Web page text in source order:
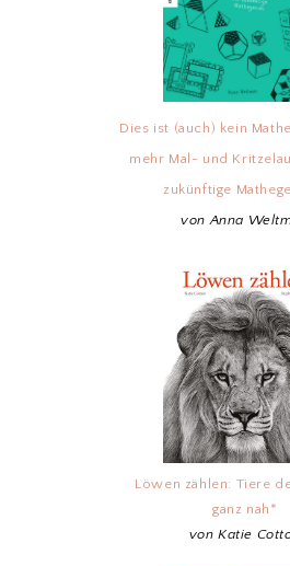
Dies ist (auch) kein
mehr Mal- und
zukünftige
von Anna
Löwen zählen: Tiere
ganz nah*
von Katie